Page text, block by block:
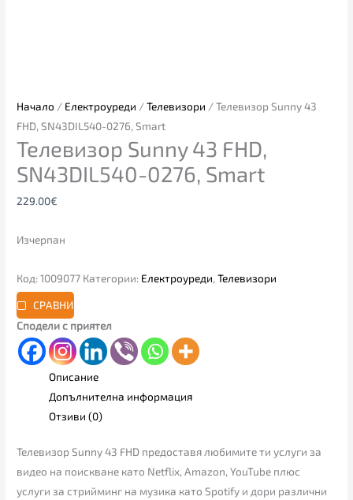
Начало / Електроуреди /Телевизори / Телевизор Sunny 43
FHD, SN43DIL540-0276, Smart
Телевизор Sunny 43 FHD,
SN43DIL540-0276, Smart
229.00€
Изчерпан
Код:1009077 Категории: Електроуреди,Телевизори
СРАВНИ
Сподели с приятел
Описание
Допълнителна информация
Отзиви (0)
Телевизор Sunny 43 FHD предоставя любимите ти услуги за
видео на поискване като Netflix, Amazon, YouTube плюс
услуги за стрийминг на музика като Spotify и дори различни